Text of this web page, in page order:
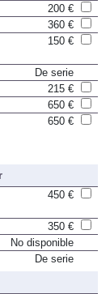
200 €
360 €
150 €
De serie
215 €
650 €
650 €
450 €
350 €
No disponible
De serie